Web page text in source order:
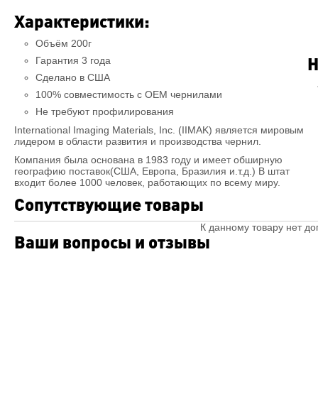
Характеристики:
Объём 200г
Гарантия 3 года
Сделано в США
100% совместимость c OEM чернилами
Не требуют профилирования
International Imaging Materials, Inc. (IIMAK) является мировым
лидером в области развития и производства чернил.
Компания была основана в 1983 году и имеет обширную
географию поставок(США, Европа, Бразилия и.т.д.) В штат
входит более 1000 человек, работающих по всему миру.
Сопутствующие товары
К данному товару нет
Ваши вопросы и отзывы